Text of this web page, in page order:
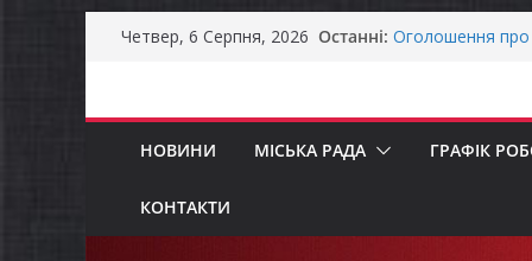
Перейти
Четвер, 6 Серпня, 2026 Останні:
Останніми
справжньою
забезпечення
Продовжується
«Пакунок
НОВИНИ МІСЬКА РАДА ГРАФІК
КОНТАКТИ